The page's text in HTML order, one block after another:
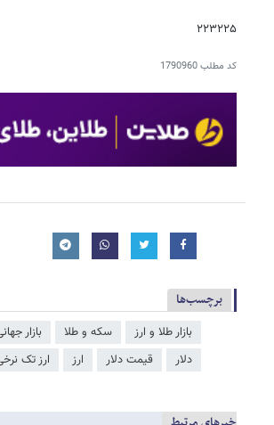
۲۲۳۲۲۵
کد مطلب1790960
برچسب‌ها
بازار طلا و ارز سکه و طلا بازار
دلار
قیمت دلار ارز ارز تک